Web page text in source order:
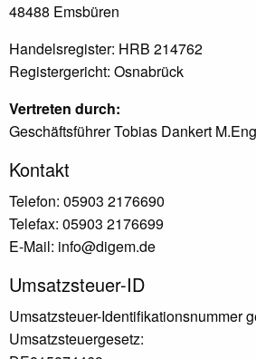
48488 Emsbüren
Handelsregister: HRB 214762
Registergericht: Osnabrück
Vertreten durch:
Geschäftsführer Tobias Dankert
Kontakt
Telefon: 05903 2176690
Telefax: 05903 2176699
E-Mail: info@digem.de
Umsatzsteuer-ID
Umsatzsteuer-Identifikationsnummer
Umsatzsteuergesetz: